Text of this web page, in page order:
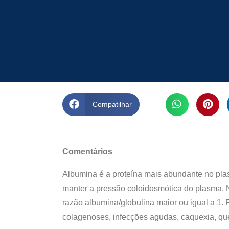
Compatilhar
Comentários
Albumina é a proteína mais abundante no
manter a pressão coloidosmótica do
razão albumina/globulina maior ou igual a 1.
colagenoses, infecções agudas, caquexia,